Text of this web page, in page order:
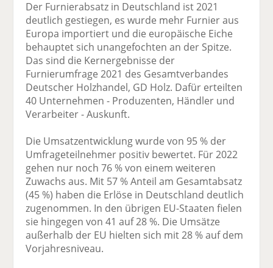
Der Furnierabsatz in Deutschland ist 2021
deutlich gestiegen, es wurde mehr Furnier aus
Europa importiert und die europäische Eiche
behauptet sich unangefochten an der Spitze.
Das sind die Kernergebnisse der
Furnierumfrage 2021 des Gesamtverbandes
Deutscher Holzhandel, GD Holz. Dafür erteilten
40 Unternehmen - Produzenten, Händler und
Verarbeiter - Auskunft.
Die Umsatzentwicklung wurde von 95 % der
Umfrageteilnehmer positiv bewertet. Für 2022
gehen nur noch 76 % von einem weiteren
Zuwachs aus. Mit 57 % Anteil am Gesamtabsatz
(45 %) haben die Erlöse in Deutschland deutlich
zugenommen. In den übrigen EU-Staaten fielen
sie hingegen von 41 auf 28 %. Die Umsätze
außerhalb der EU hielten sich mit 28 % auf dem
Vorjahresniveau.